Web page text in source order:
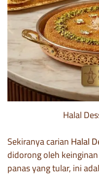
Halal
Sekiranya carianHalal
didorong oleh
panas yang tular, ini